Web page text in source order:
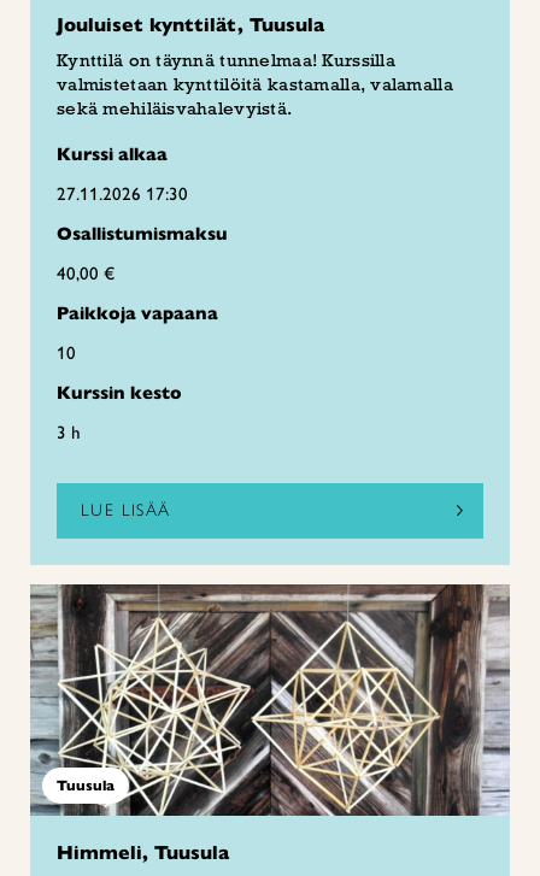
Jouluiset kynttilät, Tuusula
Kynttilä on täynnä tunnelmaa! Kurssilla
valmistetaan kynttilöitä kastamalla, valamalla
sekä mehiläisvahalevyistä.
Kurssi alkaa
27.11.2026 17:30
Osallistumismaksu
40,00 €
Paikkoja vapaana
10
Kurssin kesto
3 h
LUE LISÄÄ
Tuusula
Himmeli, Tuusula